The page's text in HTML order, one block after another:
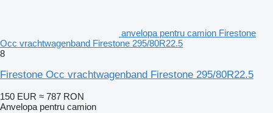
anvelopa pentru camion Firestone
Occ vrachtwagenband Firestone 295/80R22.5
8
Firestone Occ vrachtwagenband Firestone 295/80R22.5
150 EUR ≈ 787 RON
Anvelopa pentru camion